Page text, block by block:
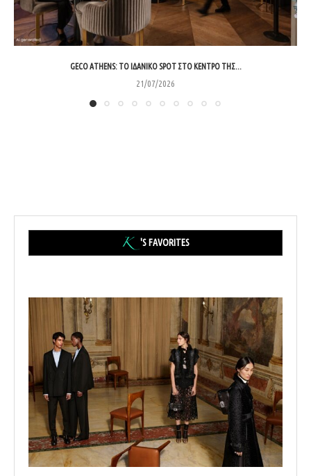
GECO ATHENS: ΤΟ ΙΔΑΝΙΚΌ SPOT ΣΤΟ ΚΈΝΤΡΟ ΤΗΣ...
21/07/2026
'S FAVORITES